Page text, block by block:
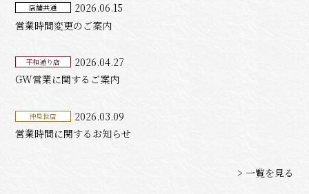
店舗共通
2026.06.15
営業時間変更のご案内
平和通り店
2026.04.27
GW営業に関するご案内
仲見世店
2026.03.09
営業時間に関するお知らせ
> 一覧を見る